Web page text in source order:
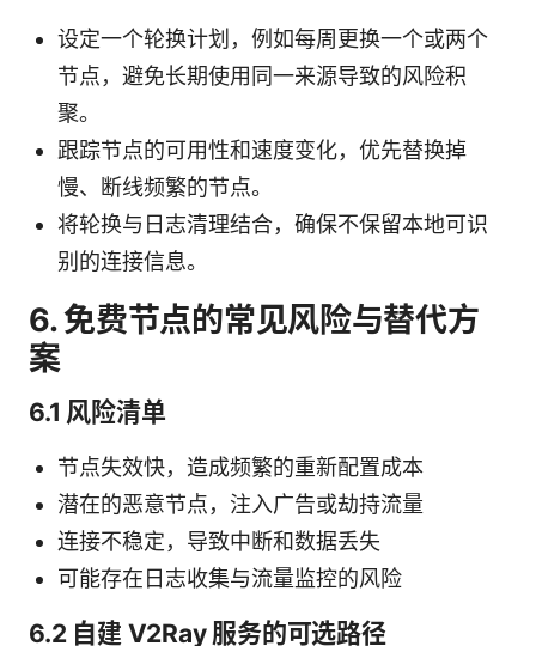
设定一个轮换计划，例如每周更换一个或两个
节点，避免长期使用同一来源导致的风险积
聚。
跟踪节点的可用性和速度变化，优先替换掉
慢、断线频繁的节点。
将轮换与日志清理结合，确保不保留本地可识
别的连接信息。
6. 免费节点的常见风险与替代方
案
6.1 风险清单
节点失效快，造成频繁的重新配置成本
潜在的恶意节点，注入广告或劫持流量
连接不稳定，导致中断和数据丢失
可能存在日志收集与流量监控的风险
6.2 自建 V2Ray 服务的可选路径